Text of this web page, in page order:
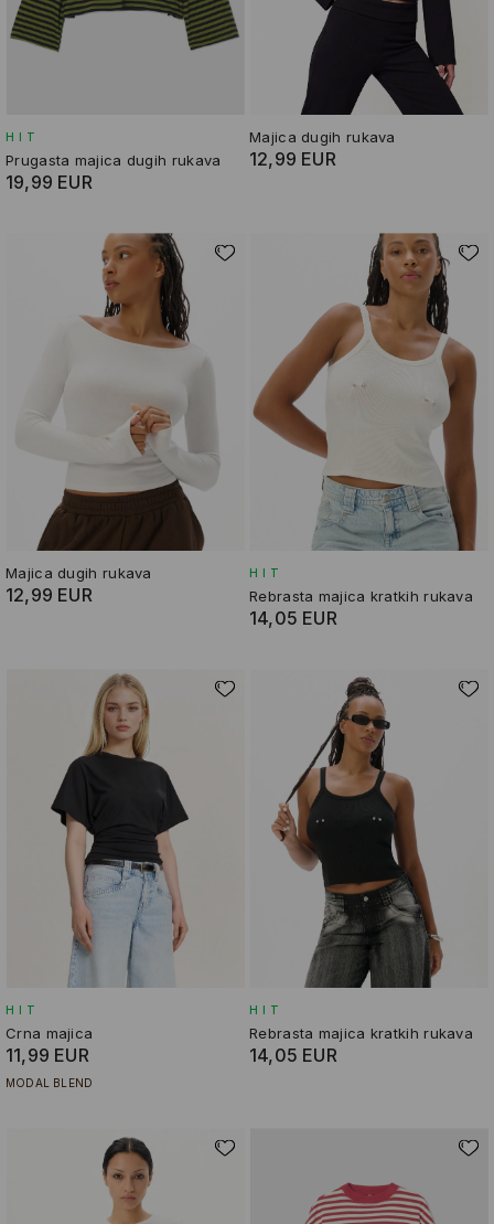
HIT
Prugasta majica dugih rukava
19,99 EUR
Majica dugih rukava
12,99 EUR
Majica dugih rukava
12,99 EUR
HIT
Rebrasta majica kratkih rukava
14,05 EUR
HIT
Crna majica
11,99 EUR
MODAL BLEND
HIT
Rebrasta majica kratkih rukava
14,05 EUR